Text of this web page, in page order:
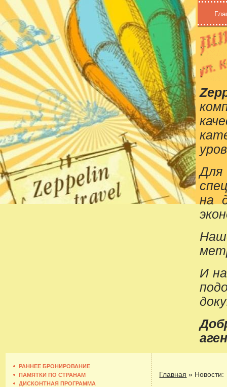
на
И
РАННЕЕ БРОНИРОВАНИЕ
ПАМЯТКИ ПО СТРАНАМ
ДИСКОНТНАЯ ПРОГРАММА
Главная » Новости: